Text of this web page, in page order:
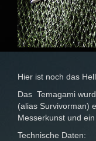
Hier ist noch das
Das Temagami
(alias Survivorman)
Messerkunst und
Technische Daten: